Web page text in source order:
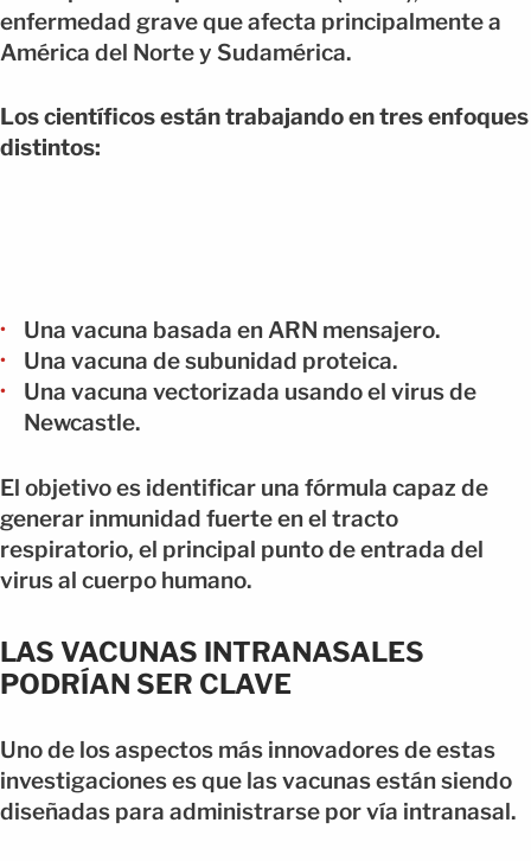
enfermedad grave que afecta principalmente a
América del Norte y Sudamérica.
Los científicos están trabajando en tres enfoques
distintos:
Una vacuna basada en ARN mensajero.
Una vacuna de subunidad proteica.
Una vacuna vectorizada usando el virus de
Newcastle.
El objetivo es identificar una fórmula capaz de
generar inmunidad fuerte en el tracto
respiratorio, el principal punto de entrada del
virus al cuerpo humano.
LAS VACUNAS INTRANASALES
PODRÍAN SER CLAVE
Uno de los aspectos más innovadores de estas
investigaciones es que las vacunas están siendo
diseñadas para administrarse por vía intranasal.